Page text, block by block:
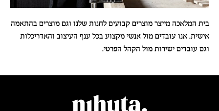
בית המלאכה מייצר מוצרים קבועים לחנות שלנו וגם מוצרים בהתאמה
אישית. אנו עובדים מול אנשי מקצוע בכל ענף העיצוב והאדריכלות
וגם עובדים ישירות מול הקהל הפרטי.